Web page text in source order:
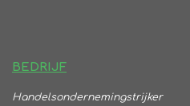
BEDRIJF
Handelsondernemingstrijker